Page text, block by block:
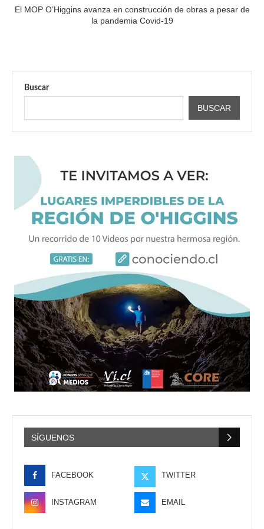
El MOP O’Higgins avanza en construcción de obras a pesar de
la pandemia Covid-19
Buscar
BUSCAR
SÍGUENOS
FACEBOOK TWITTER
INSTAGRAM EMAIL